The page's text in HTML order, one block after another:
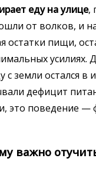
еду на улице,
от волков, и
пищи,
усилиях.
земли остался в
дефицит
это поведение
важно